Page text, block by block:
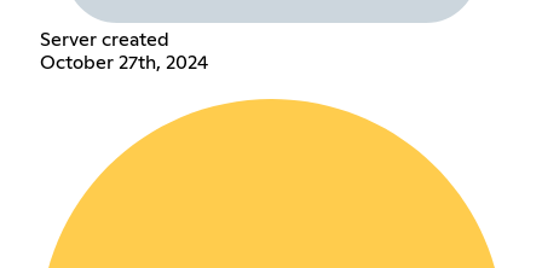
Server created
October 27th, 2024